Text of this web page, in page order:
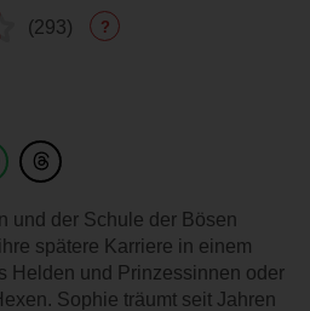
(293) ?
und der Schule der Bösen
spätere Karriere in einem
Helden und Prinzessinnen oder
Sophie träumt seit Jahren